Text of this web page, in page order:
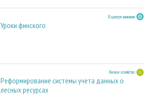
В центре внимания
Уроки финского
Лесное хозяйство
Реформирование системы учета данных о
лесных ресурсах